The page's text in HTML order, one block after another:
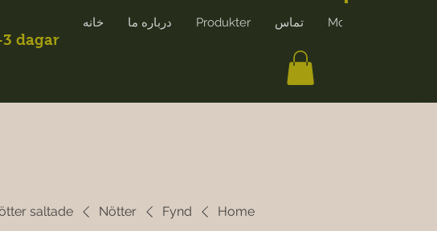
dagar
خانه درباره ما Produkter تماس More
Home
Fynd
Nötter
saltade